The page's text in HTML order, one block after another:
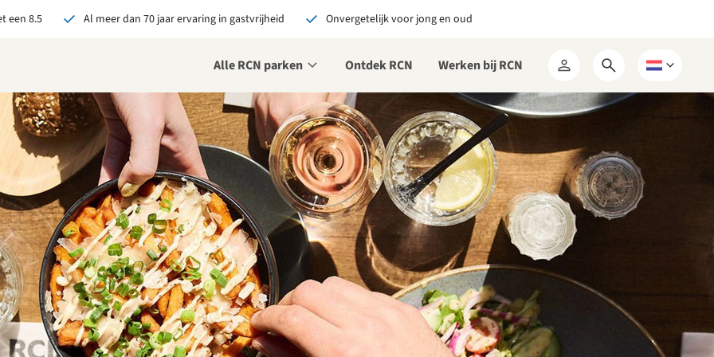
een 8.5 Al meer dan 70 jaar ervaring in gastvrijheid Onvergetelijk voor jong en oud
Alle RCN parken Ontdek RCN Werken bij RCN
Mijn
RCN
Open
zoekformulier
Kies
een
bij RCN boekt, krijg je:
De beste prijsgarantie
Exclusieve voordelen
Persoonlijk contact
alle voordelen